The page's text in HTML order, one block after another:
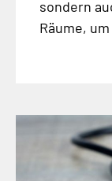
sondern
Räume,